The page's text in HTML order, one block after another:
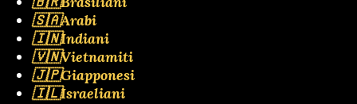
🇸🇦Arabi
🇮🇳Indiani
🇻🇳Vietnamiti
🇯🇵Giapponesi
🇮🇱Israeliani